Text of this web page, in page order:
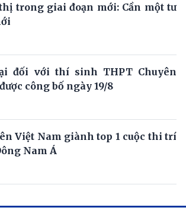
trong giai đoạn mới: Cần một tư
đối với thí sinh THPT Chuyên
công bố ngày 19/8
Việt Nam giành top 1 cuộc thi trí
Nam Á